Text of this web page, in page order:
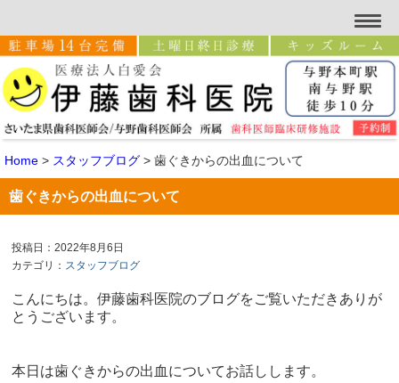
Home > スタッフブログ > 歯ぐきからの出血について
歯ぐきからの出血について
投稿日：2022年8月6日
カテゴリ： スタッフブログ
こんにちは。伊藤歯科医院のブログをご覧いただきありが
とうございます。
本日は歯ぐきからの出血についてお話しします。